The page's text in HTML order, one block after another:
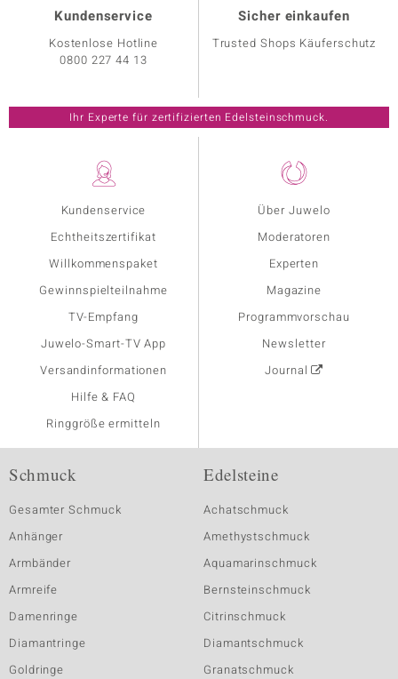
Kundenservice
Echtheitszertifikat
Willkommenspaket
Gewinnspielteilnahme
TV-Empfang
Juwelo-Smart-TV App
Versandinformationen
Hilfe & FAQ
Ringgröße ermitteln
Über Juwelo
Moderatoren
Experten
Magazine
Programmvorschau
Newsletter
Journal
Kundenservice
Kostenlose Hotline
0800 227 44 13
Sicher einkaufen
Trusted Shops Käuferschutz
Ihr Experte für zertifizierten Edelsteinschmuck.
Schmuck
Gesamter Schmuck
Anhänger
Armbänder
Armreife
Damenringe
Diamantringe
Goldringe
Edelsteine
Achatschmuck
Amethystschmuck
Aquamarinschmuck
Bernsteinschmuck
Citrinschmuck
Diamantschmuck
Granatschmuck